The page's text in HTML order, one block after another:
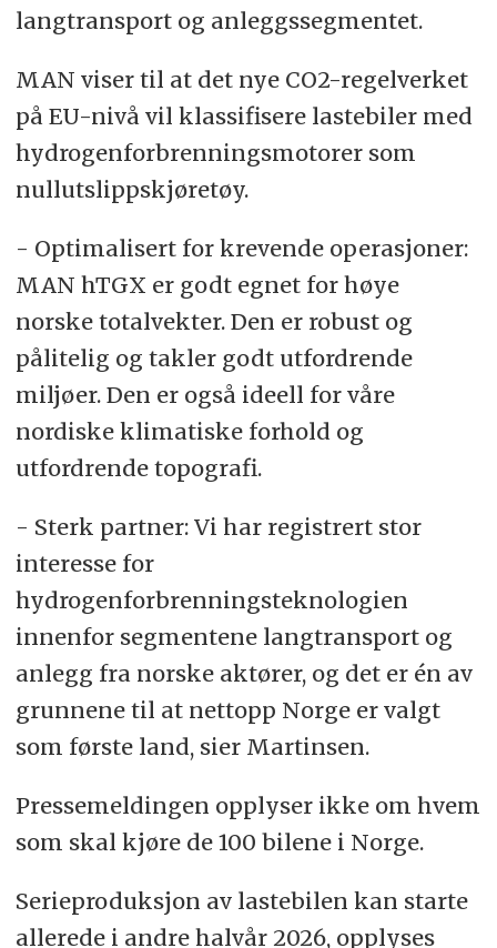
langtransport og anleggssegmentet.
MAN viser til at det nye CO2-regelverket
på EU-nivå vil klassifisere lastebiler med
hydrogenforbrenningsmotorer som
nullutslippskjøretøy.
- Optimalisert for krevende operasjoner:
MAN hTGX er godt egnet for høye
norske totalvekter. Den er robust og
pålitelig og takler godt utfordrende
miljøer. Den er også ideell for våre
nordiske klimatiske forhold og
utfordrende topografi.
- Sterk partner: Vi har registrert stor
interesse for
hydrogenforbrenningsteknologien
innenfor segmentene langtransport og
anlegg fra norske aktører, og det er én av
grunnene til at nettopp Norge er valgt
som første land, sier Martinsen.
Pressemeldingen opplyser ikke om hvem
som skal kjøre de 100 bilene i Norge.
Serieproduksjon av lastebilen kan starte
allerede i andre halvår 2026, opplyses